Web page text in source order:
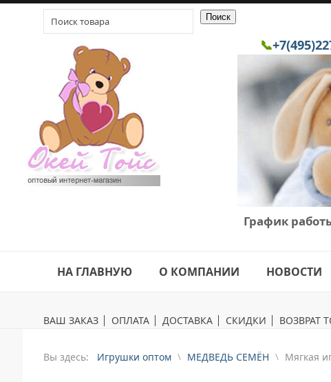
📞
График
НА ГЛАВНУЮ О КОМПАНИИ НОВОСТИ
ВАШ ЗАКАЗ ОПЛАТА ДОСТАВКА СКИДКИ ВОЗВРАТ
Вы здесь: Игрушки оптом МЕДВЕДЬ СЕМЁН Mягкая